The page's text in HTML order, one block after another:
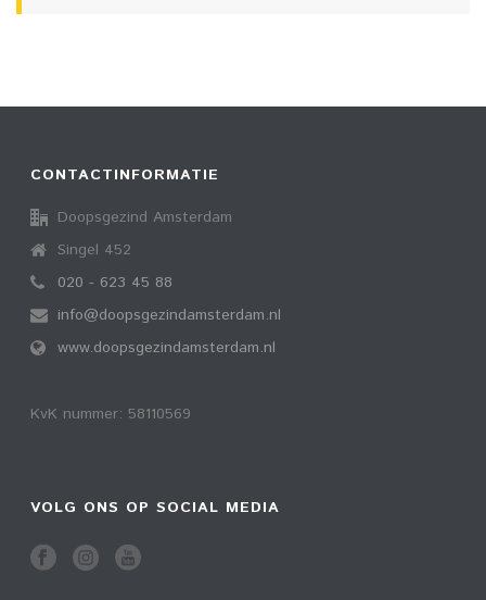
CONTACTINFORMATIE
Doopsgezind Amsterdam
Singel 452
020 - 623 45 88
info@doopsgezindamsterdam.nl
www.doopsgezindamsterdam.nl
KvK nummer: 58110569
VOLG ONS OP SOCIAL MEDIA